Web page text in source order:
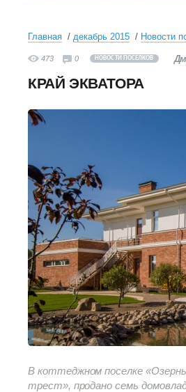
Главная декабрь 2015 Новости
473 0 НОВОСТИ ПОСЕЛКОВ
КРАЙ ЭКВАТОРА
В коттеджном поселке
трест», продано семь